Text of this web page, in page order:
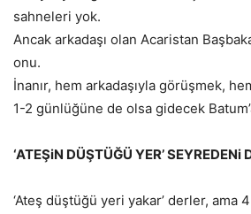
sahneleri yok.
Ancak arkadaşı olan Acaristan
onu.
İnanır, hem arkadaşıyla görüşmek,
1-2 günlüğüne de olsa gidecek
‘ATEŞiN DÜŞTÜĞÜ YER’ SEYREDENi
‘Ateş düştüğü yeri yakar’ derler, ama 4